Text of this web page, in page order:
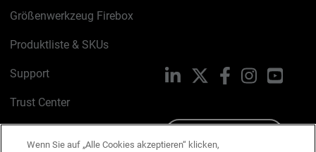
Größenwerkzeug Firebox
Produktliste & SKUs
Support
Trust Center
LinkedIn FacebookInstagram
Wenn Sie auf „Alle Cookies akzeptieren“ klicken,